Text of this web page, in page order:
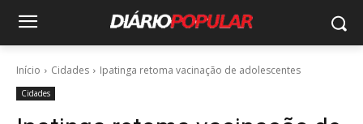
Início Cidades Ipatinga retoma vacinação de adolescentes
Cidades